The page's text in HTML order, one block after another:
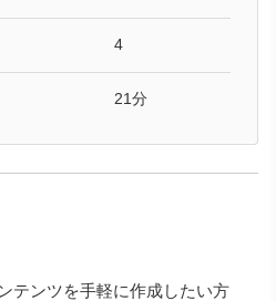
4
21分
テンツを手軽に作成したい方